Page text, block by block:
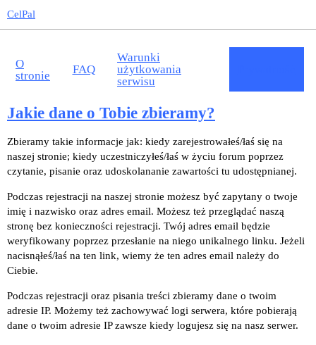
CelPal
O
stronie
FAQ
Warunki
użytkowania
serwisu
Jakie dane o Tobie zbieramy?
Zbieramy takie informacje jak: kiedy zarejestrowałeś/łaś się na
naszej stronie; kiedy uczestniczyłeś/łaś w życiu forum poprzez
czytanie, pisanie oraz udoskolananie zawartości tu udostępnianej.
Podczas rejestracji na naszej stronie możesz być zapytany o twoje
imię i nazwisko oraz adres email. Możesz też przeglądać naszą
stronę bez konieczności rejestracji. Twój adres email będzie
weryfikowany poprzez przesłanie na niego unikalnego linku. Jeżeli
nacisnąłeś/łaś na ten link, wiemy że ten adres email należy do
Ciebie.
Podczas rejestracji oraz pisania treści zbieramy dane o twoim
adresie IP. Możemy też zachowywać logi serwera, które pobierają
dane o twoim adresie IP zawsze kiedy logujesz się na nasz serwer.